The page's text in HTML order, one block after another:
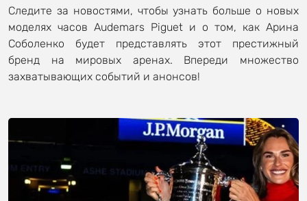
Следите за новостями, чтобы узнать больше о новых
моделях часов Audemars Piguet и о том, как Арина
Соболенко будет представлять этот престижный
бренд на мировых аренах. Впереди множество
захватывающих событий и анонсов!